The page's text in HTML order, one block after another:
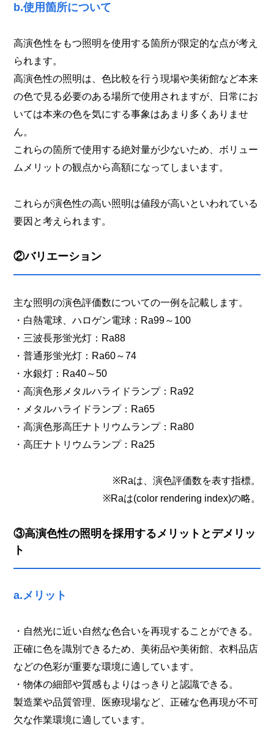
b.使用箇所について
高演色性をもつ照明を使用する箇所が限定的な点が考え
られます。
高演色性の照明は、色比較を行う現場や美術館など本来
の色で見る必要のある場所で使用されますが、日常にお
いては本来の色を気にする事象はあまり多くありませ
ん。
これらの箇所で使用する絶対量が少ないため、ボリュー
ムメリットの観点から高額になってしまいます。
これらが演色性の高い照明は値段が高いといわれている
要因と考えられます。
②バリエーション
主な照明の演色評価数についての一例を記載します。
・白熱電球、ハロゲン電球：Ra99～100
・三波長形蛍光灯：Ra88
・普通形蛍光灯：Ra60～74
・水銀灯：Ra40～50
・高演色形メタルハライドランプ：Ra92
・メタルハライドランプ：Ra65
・高演色形高圧ナトリウムランプ：Ra80
・高圧ナトリウムランプ：Ra25
※Raは、演色評価数を表す指標。
※Raは(color rendering index)の略。
③高演色性の照明を採用するメリットとデメリッ
ト
a.メリット
・自然光に近い自然な色合いを再現することができる。
正確に色を識別できるため、美術品や美術館、衣料品店
などの色彩が重要な環境に適しています。
・物体の細部や質感もよりはっきりと認識できる。
製造業や品質管理、医療現場など、正確な色再現が不可
欠な作業環境に適しています。